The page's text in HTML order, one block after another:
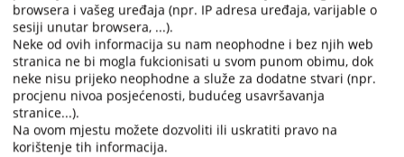
browsera i vašeg uređaja (npr. IP adresa uređaja, varijable o
sesiji unutar browsera, ...).
Neke od ovih informacija su nam neophodne i bez njih web
stranica ne bi mogla fukcionisati u svom punom obimu, dok
neke nisu prijeko neophodne a služe za dodatne stvari (npr.
procjenu nivoa posjećenosti, budućeg usavršavanja
stranice...).
Na ovom mjestu možete dozvoliti ili uskratiti pravo na
korištenje tih informacija.